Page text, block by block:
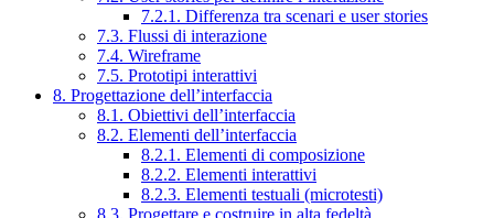
7.2.1. Differenza tra scenari e user stories
7.3. Flussi di interazione
7.4. Wireframe
7.5. Prototipi interattivi
8. Progettazione dell’interfaccia
8.1. Obiettivi dell’interfaccia
8.2. Elementi dell’interfaccia
8.2.1. Elementi di composizione
8.2.2. Elementi interattivi
8.2.3. Elementi testuali (microtesti)
8.3. Progettare e costruire in alta fedeltà